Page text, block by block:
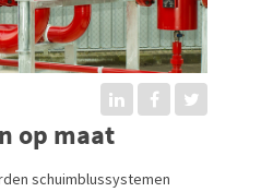
op maat
schuimblussystemen